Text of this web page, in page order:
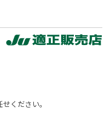
ください。